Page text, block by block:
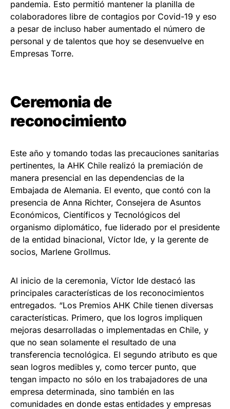
pandemia. Esto permitió mantener la planilla de
colaboradores libre de contagios por Covid-19 y eso
a pesar de incluso haber aumentado el número de
personal y de talentos que hoy se desenvuelve en
Empresas Torre.
Ceremonia de
reconocimiento
Este año y tomando todas las precauciones sanitarias
pertinentes, la AHK Chile realizó la premiación de
manera presencial en las dependencias de la
Embajada de Alemania. El evento, que contó con la
presencia de Anna Richter, Consejera de Asuntos
Económicos, Científicos y Tecnológicos del
organismo diplomático, fue liderado por el presidente
de la entidad binacional, Víctor Ide, y la gerente de
socios, Marlene Grollmus.
Al inicio de la ceremonia, Víctor Ide destacó las
principales características de los reconocimientos
entregados. “Los Premios AHK Chile tienen diversas
características. Primero, que los logros impliquen
mejoras desarrolladas o implementadas en Chile, y
que no sean solamente el resultado de una
transferencia tecnológica. El segundo atributo es que
sean logros medibles y, como tercer punto, que
tengan impacto no sólo en los trabajadores de una
empresa determinada, sino también en las
comunidades en donde estas entidades y empresas